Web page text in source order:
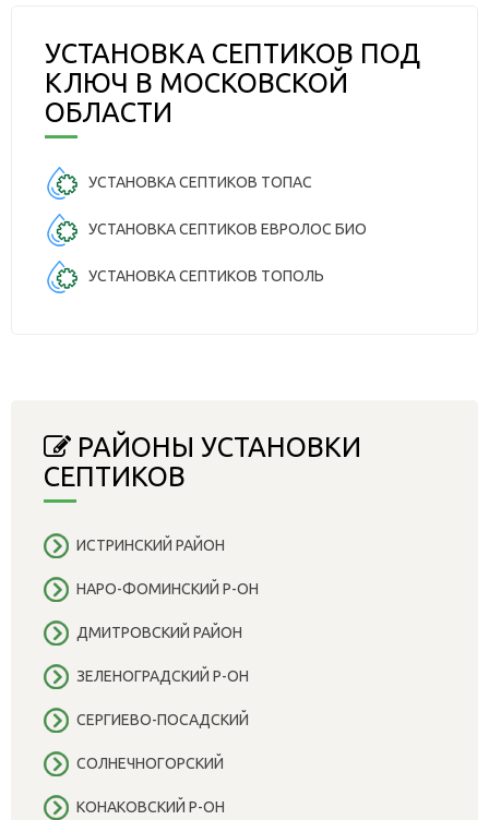
УСТАНОВКА СЕПТИКОВ ПОД
КЛЮЧ В МОСКОВСКОЙ
ОБЛАСТИ
УСТАНОВКА СЕПТИКОВ ТОПАС
УСТАНОВКА СЕПТИКОВ ЕВРОЛОС БИО
УСТАНОВКА СЕПТИКОВ ТОПОЛЬ
РАЙОНЫ УСТАНОВКИ
СЕПТИКОВ
ИСТРИНСКИЙ РАЙОН
НАРО-ФОМИНСКИЙ Р-ОН
ДМИТРОВСКИЙ РАЙОН
ЗЕЛЕНОГРАДСКИЙ Р-ОН
СЕРГИЕВО-ПОСАДСКИЙ
СОЛНЕЧНОГОРСКИЙ
КОНАКОВСКИЙ Р-ОН